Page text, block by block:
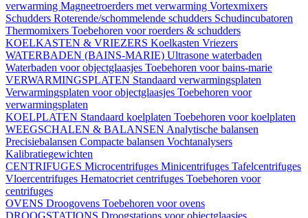
verwarming Magneetroerders met verwarming Vortexmixers
Schudders Roterende/schommelende schudders Schudincubatoren
Thermomixers Toebehoren voor roerders & schudders
KOELKASTEN & VRIEZERS Koelkasten Vriezers
WATERBADEN (BAINS-MARIE) Ultrasone waterbaden
Waterbaden voor objectglaasjes Toebehoren voor bains-marie
VERWARMINGSPLATEN Standaard verwarmingsplaten
Verwarmingsplaten voor objectglaasjes Toebehoren voor
verwarmingsplaten
KOELPLATEN Standaard koelplaten Toebehoren voor koelplaten
WEEGSCHALEN & BALANSEN Analytische balansen
Precisiebalansen Compacte balansen Vochtanalysers
Kalibratiegewichten
CENTRIFUGES Microcentrifuges Minicentrifuges Tafelcentrifuges
Vloercentrifuges Hematocriet centrifuges Toebehoren voor
centrifuges
OVENS Droogovens Toebehoren voor ovens